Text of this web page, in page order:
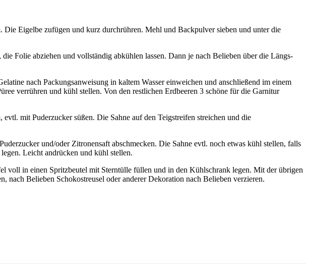
Eigelbe zufügen und kurz durchrühren. Mehl und Backpulver sieben und unter die
Folie abziehen und vollständig abkühlen lassen. Dann je nach Belieben über die Längs-
nach Packungsanweisung in kaltem Wasser einweichen und anschließend im einem
verrühren und kühl stellen. Von den restlichen Erdbeeren 3 schöne für die Garnitur
mit Puderzucker süßen. Die Sahne auf den Teigstreifen streichen und die
und/oder Zitronensaft abschmecken. Die Sahne evtl. noch etwas kühl stellen, falls
Leicht andrücken und kühl stellen.
voll in einen Spritzbeutel mit Sterntülle füllen und in den Kühlschrank legen. Mit der übrigen
nach Belieben Schokostreusel oder anderer Dekoration nach Belieben verzieren.